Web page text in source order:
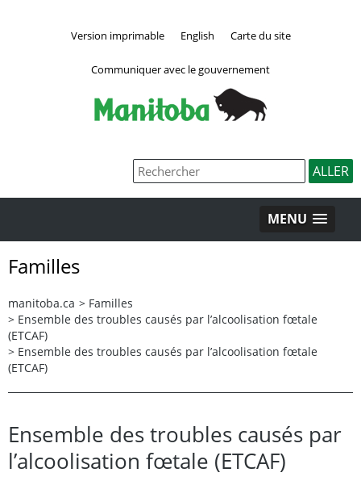
Version imprimable English Carte du site
Communiquer avec le gouvernement
MENU
Familles
manitoba.ca > Familles
> Ensemble des troubles causés par l’alcoolisation fœtale
(ETCAF)
> Ensemble des troubles causés par l’alcoolisation fœtale
(ETCAF)
Ensemble des troubles causés par
l’alcoolisation fœtale (ETCAF)